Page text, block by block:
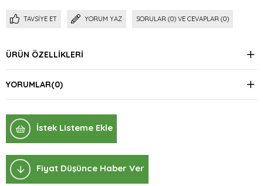
TAVSIYE ET YORUM YAZ SORULAR (0) VE CEVAPLAR (0)
ÜRÜN ÖZELLIKLERI
YORUMLAR(0)
İstek Listeme Ekle
Fiyat Düşünce Haber Ver